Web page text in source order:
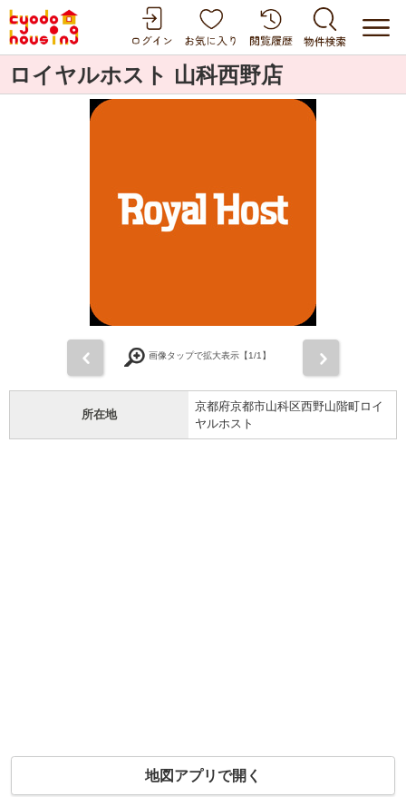
ロイヤルホスト 山科西野店
画像タップで拡大表示【1/1】
所在地
京都府京都市山科区西野山階町ロイ
ヤルホスト
地図アプリで開く